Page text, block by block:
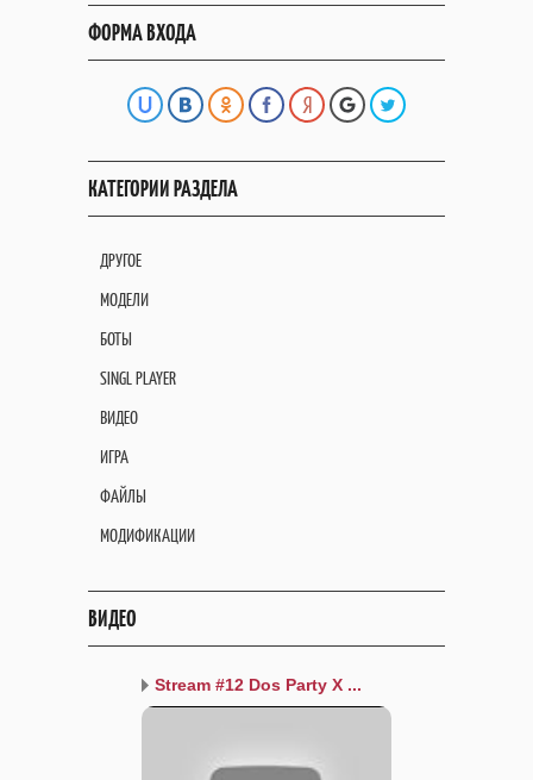
ФОРМА ВХОДА
КАТЕГОРИИ РАЗДЕЛА
ДРУГОЕ
МОДЕЛИ
БОТЫ
SINGL PLAYER
ВИДЕО
ИГРА
ФАЙЛЫ
МОДИФИКАЦИИ
ВИДЕО
Stream #12 Dos Party X ...